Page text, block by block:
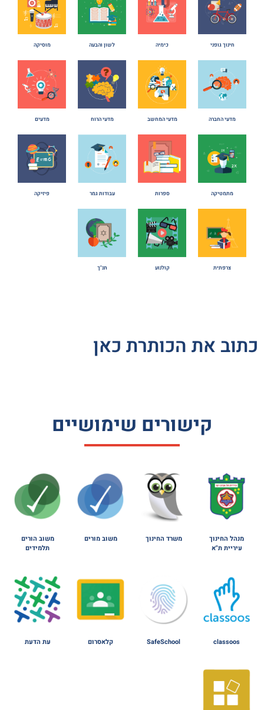
חינוך גופני כימיה לשון והבעה מוסיקה
מדעי החברה מדעי המחשב מדעי הרוח מדעים
מתמטיקה ספרות עבודות גמר פיזיקה
צרפתית קולנוע תנ"ך
כתוב את הכותרת כאן
קישורים שימושיים
מנהל החינוך
עיריית ת"א
משרד החינוך משוב מורים
משוב הורים
תלמידים
classoos
SafeSchool קלאסרום עת הדעת